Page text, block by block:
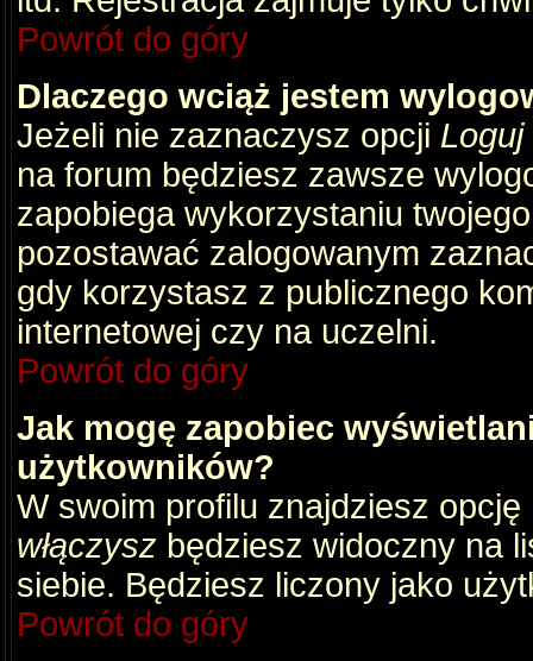
Powrót do góry
Dlaczego wciąż jestem
Jeżeli nie zaznaczysz opcji
na forum będziesz zawsze
zapobiega wykorzystaniu
pozostawać zalogowanym
gdy korzystasz z publicznego
internetowej czy na uczelni.
Powrót do góry
Jak mogę zapobiec
użytkowników?
W swoim profilu znajdziesz opcję
włączysz będziesz widoczny na
siebie. Będziesz liczony jako
Powrót do góry